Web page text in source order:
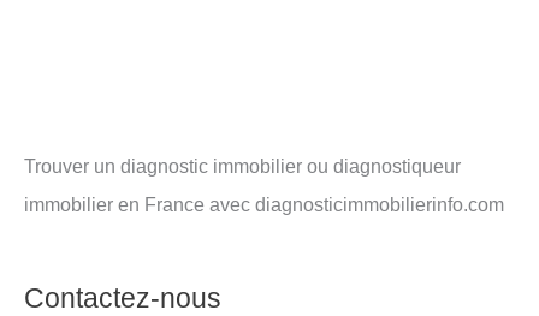
Trouver un diagnostic immobilier ou diagnostiqueur
immobilier en France avec diagnosticimmobilierinfo.com
Contactez-nous